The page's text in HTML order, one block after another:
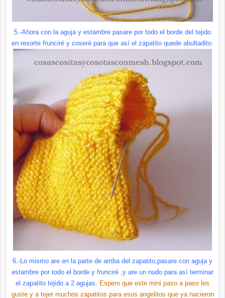
5.-Ahora con la aguja y estambre pasare por todo el borde del tejido
en resorte frunciré y coseré para que así el zapatito quede abultadito.
6.-Lo mismo are en la parte de arriba del zapatito,pasare con aguja y
estambre por todo el borde y frunciré ,y are un nudo para así terminar
el zapatito tejido a 2 agujas. Espero que este mini paso a paso les
guste y a tejer muchos zapatitos para esos angelitos que ya nacieron